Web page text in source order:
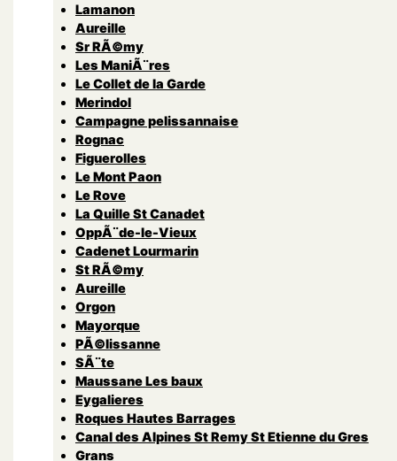
Lamanon
Aureille
Sr RÃ©my
Les ManiÃ¨res
Le Collet de la Garde
Merindol
Campagne pelissannaise
Rognac
Figuerolles
Le Mont Paon
Le Rove
La Quille St Canadet
OppÃ¨de-le-Vieux
Cadenet Lourmarin
St RÃ©my
Aureille
Orgon
Mayorque
PÃ©lissanne
SÃ¨te
Maussane Les baux
Eygalieres
Roques Hautes Barrages
Canal des Alpines St Remy St Etienne du Gres
Grans